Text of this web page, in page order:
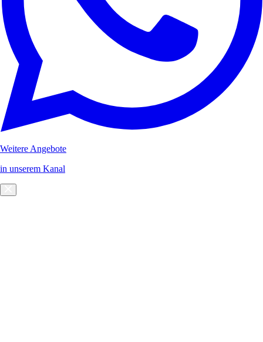
Weitere Angebote
in unserem Kanal